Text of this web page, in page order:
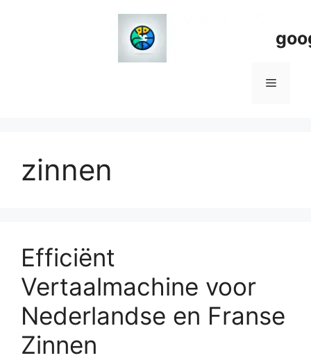
Menu
zinnen
Efficiënt
Vertaalmachine voor
Nederlandse en Franse
Zinnen